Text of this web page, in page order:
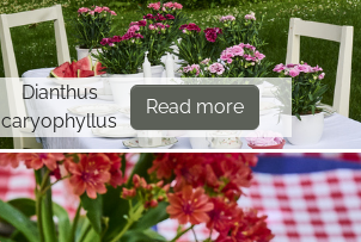
Dianthus
caryophyllus
Read more